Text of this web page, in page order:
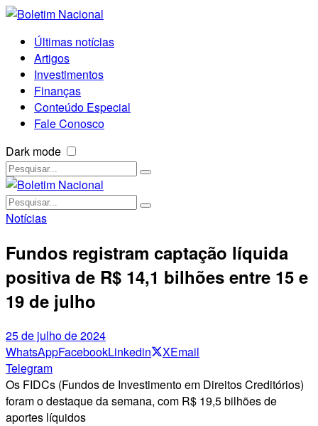
Últimas notícias
Artigos
Investimentos
Finanças
Conteúdo Especial
Fale Conosco
Dark mode
Notícias
Fundos registram captação líquida
positiva de R$ 14,1 bilhões entre 15 e
19 de julho
25 de julho de 2024
WhatsAppFacebookLinkedin XEmail
Telegram
Os FIDCs (Fundos de Investimento em Direitos Creditórios)
foram o destaque da semana, com R$ 19,5 bilhões de
aportes líquidos